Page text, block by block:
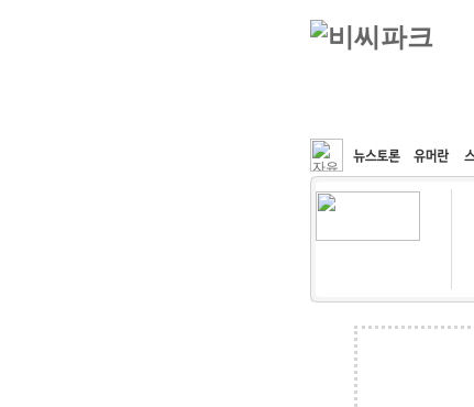
커뮤니티 속도패치